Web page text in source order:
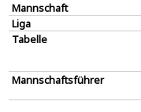
Mannschaft
Liga
Tabelle
Mannschaftsführer